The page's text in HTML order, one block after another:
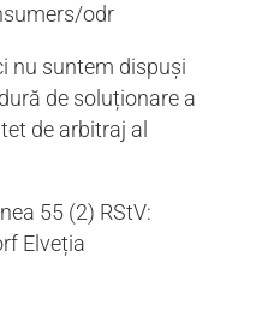
odr
nu suntem dispuși
de soluționare a
de arbitraj al
55 (2) RStV:
Elveția